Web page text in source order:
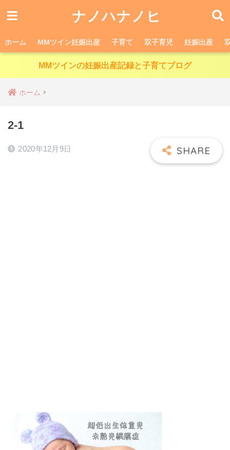
ナノハナノヒ
ホーム MMツイン妊娠出産 子育て 双子育児 妊娠出産
MMツインの妊娠出産記録と子育てブログ
ホーム
2-1
2020年12月9日